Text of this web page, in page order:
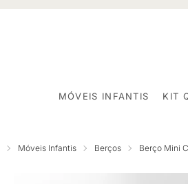
MÓVEIS INFANTIS KIT
Móveis Infantis Berços Berço Mini